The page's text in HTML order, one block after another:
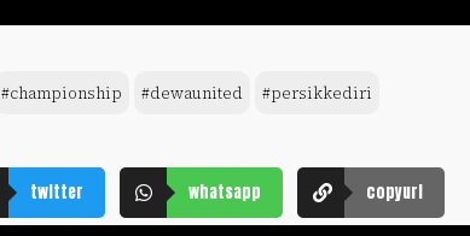
#championship #dewaunited #persikkediri
twitter whatsapp copyurl